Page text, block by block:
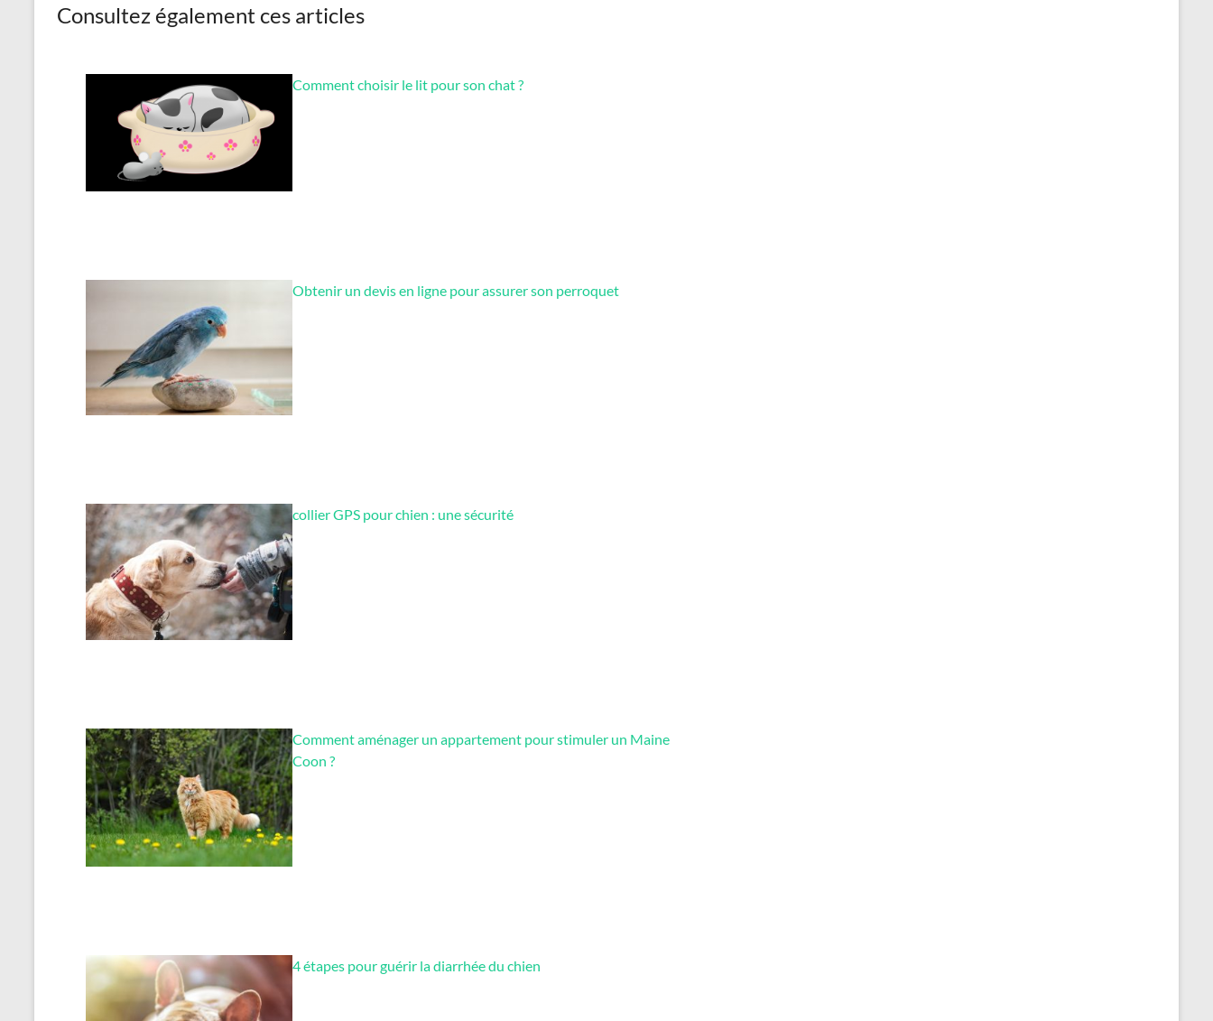
Consultez également ces articles
Comment choisir le lit pour son chat ?
Obtenir un devis en ligne pour assurer son perroquet
collier GPS pour chien : une sécurité
Comment aménager un appartement pour stimuler un Maine
Coon ?
4 étapes pour guérir la diarrhée du chien